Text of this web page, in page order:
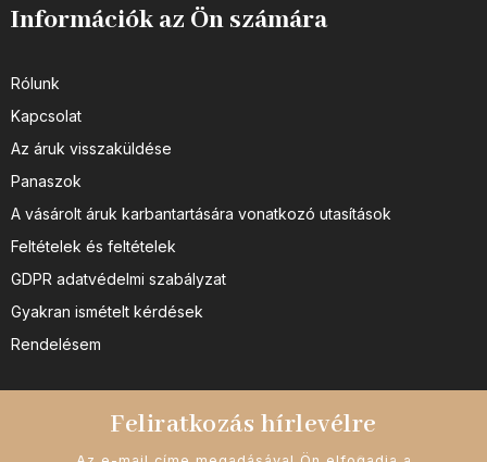
Információk az Ön számára
Rólunk
Kapcsolat
Az áruk visszaküldése
Panaszok
A vásárolt áruk karbantartására vonatkozó utasítások
Feltételek és feltételek
GDPR adatvédelmi szabályzat
Gyakran ismételt kérdések
Rendelésem
Feliratkozás hírlevélre